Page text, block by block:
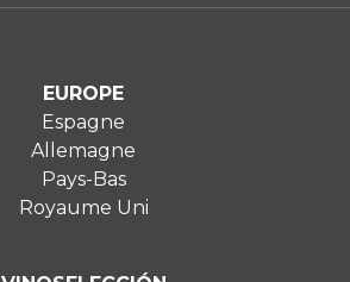
EUROPE
Espagne
Allemagne
Pays-Bas
Royaume Uni